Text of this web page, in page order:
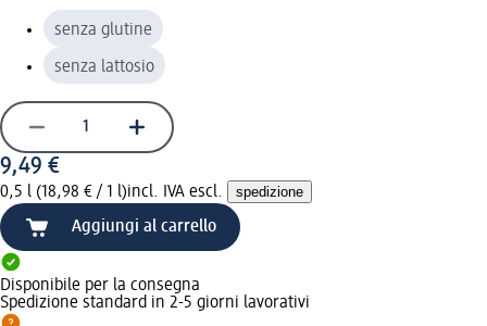
senza glutine
senza lattosio
9,49 €
0,5 l (18,98 € / 1 l)incl. IVA escl. spedizione
Aggiungi al carrello
Disponibile per la consegna
Spedizione standard in 2-5 giorni lavorativi